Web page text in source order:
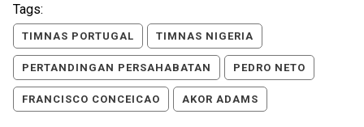
Tags:
TIMNAS PORTUGAL TIMNAS NIGERIA
PERTANDINGAN PERSAHABATAN PEDRO NETO
FRANCISCO CONCEICAO AKOR ADAMS